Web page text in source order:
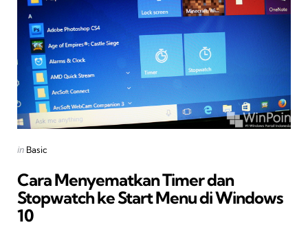
Posted
in Basic
Cara Menyematkan Timer dan
Stopwatch ke Start Menu di Windows
10